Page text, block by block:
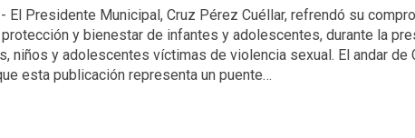
El Presidente Municipal, Cruz Pérez Cuéllar, refrendó su
y bienestar de infantes y adolescentes, durante la
niños y adolescentes víctimas de violencia sexual. El andar de
esta publicación representa un puente…